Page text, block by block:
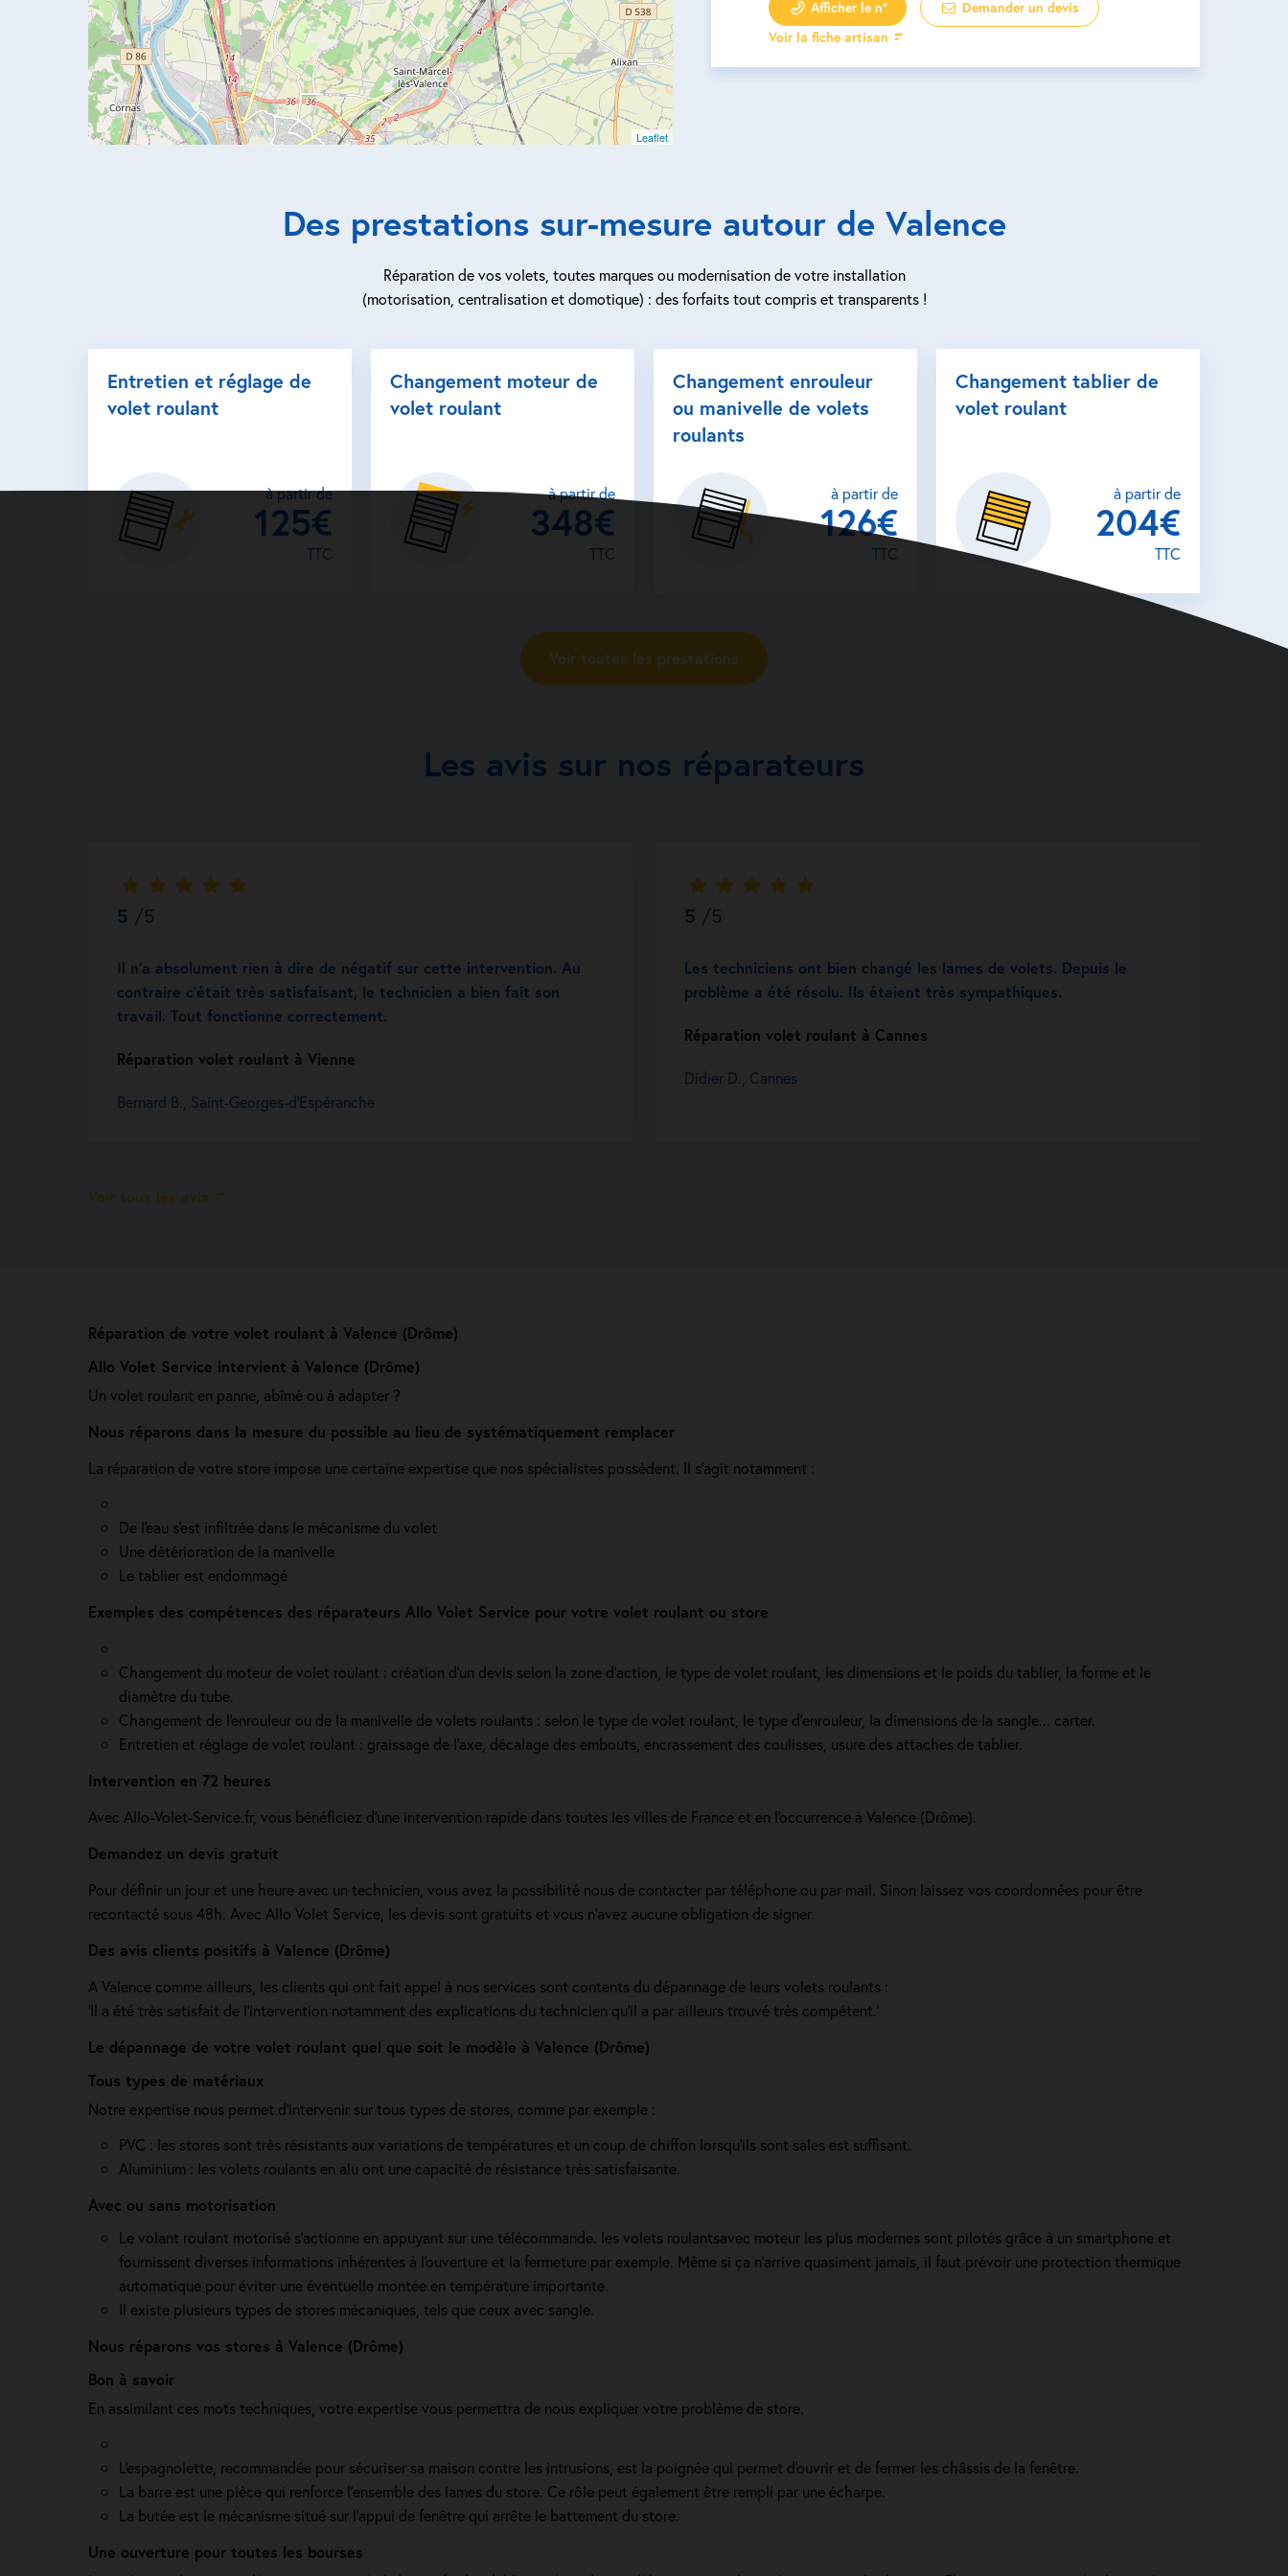
Réparation de votre volet roulant à Valence (Drôme)
Allo Volet Service intervient à Valence (Drôme)
Un volet roulant en panne, abîmé ou à adapter ?
Nous réparons dans la mesure du possible au lieu de systématiquement remplacer
La réparation de votre store impose une certaine expertise que nos spécialistes possèdent. Il s'agit notamment :
De l'eau s'est infiltrée dans le mécanisme du volet
Une détérioration de la manivelle
Le tablier est endommagé
Exemples des compétences des réparateurs Allo Volet Service pour votre volet roulant ou store
Changement du moteur de volet roulant : création d'un devis selon la zone d’action, le type de volet roulant, les dimensions et le poids du tablier, la forme et le
diamètre du tube.
Changement de l'enrouleur ou de la manivelle de volets roulants : selon le type de volet roulant, le type d’enrouleur, la dimensions de la sangle... carter.
Entretien et réglage de volet roulant : graissage de l’axe, décalage des embouts, encrassement des coulisses, usure des attaches de tablier.
Intervention en 72 heures
Avec Allo-Volet-Service.fr, vous bénéficiez d'une intervention rapide dans toutes les villes de France et en l'occurrence à Valence (Drôme).
Demandez un devis gratuit
Pour définir un jour et une heure avec un technicien, vous avez la possibilité nous de contacter par téléphone ou par mail. Sinon laissez vos coordonnées pour être
recontacté sous 48h. Avec Allo Volet Service, les devis sont gratuits et vous n'avez aucune obligation de signer.
Des avis clients positifs à Valence (Drôme)
A Valence comme ailleurs, les clients qui ont fait appel à nos services sont contents du dépannage de leurs volets roulants :
'Il a été très satisfait de l’intervention notamment des explications du technicien qu’il a par ailleurs trouvé très compétent.'
Le dépannage de votre volet roulant quel que soit le modèle à Valence (Drôme)
Tous types de matériaux
Notre expertise nous permet d'intervenir sur tous types de stores, comme par exemple :
PVC : les stores sont très résistants aux variations de températures et un coup de chiffon lorsqu'ils sont sales est suffisant.
Aluminium : les volets roulants en alu ont une capacité de résistance très satisfaisante.
Avec ou sans motorisation
Le volant roulant motorisé s'actionne en appuyant sur une télécommande. les volets roulantsavec moteur les plus modernes sont pilotés grâce à un smartphone et
fournissent diverses informations inhérentes à l'ouverture et la fermeture par exemple. Même si ça n'arrive quasiment jamais, il faut prévoir une protection thermique
automatique pour éviter une éventuelle montée en température importante.
Il existe plusieurs types de stores mécaniques, tels que ceux avec sangle.
Nous réparons vos stores à Valence (Drôme)
Bon à savoir
En assimilant ces mots techniques, votre expertise vous permettra de nous expliquer votre problème de store.
L'espagnolette, recommandée pour sécuriser sa maison contre les intrusions, est la poignée qui permet d'ouvrir et de fermer les châssis de la fenêtre.
La barre est une pièce qui renforce l’ensemble des lames du store. Ce rôle peut également être rempli par une écharpe.
La butée est le mécanisme situé sur l’appui de fenêtre qui arrête le battement du store.
Une ouverture pour toutes les bourses
Leaflet
Afficher le n°
Demander un devis
Voir la fiche artisan
Des prestations sur-mesure autour de Valence
Réparation de vos volets, toutes marques ou modernisation de votre installation
(motorisation, centralisation et domotique) : des forfaits tout compris et transparents !
Entretien et réglage de
volet roulant
à partir de
125€
TTC
Changement moteur de
volet roulant
à partir de
348€
TTC
Changement enrouleur
ou manivelle de volets
roulants
à partir de
126€
TTC
Changement tablier de
volet roulant
à partir de
204€
TTC
Voir toutes les prestations
Les avis sur nos réparateurs
5 /5
Il n’a absolument rien à dire de négatif sur cette intervention. Au
contraire c’était très satisfaisant, le technicien a bien fait son
travail. Tout fonctionne correctement.
Réparation volet roulant à Vienne
Bernard B., Saint-Georges-d'Espéranche
5 /5
Les techniciens ont bien changé les lames de volets. Depuis le
problème a été résolu. Ils étaient très sympathiques.
Réparation volet roulant à Cannes
Didier D., Cannes
Voir tous les avis